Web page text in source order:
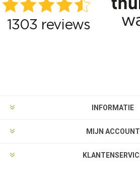
INFORMATIE
MIJN ACCOUNT